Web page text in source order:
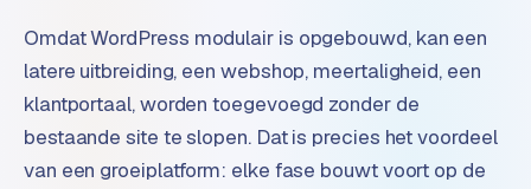
Omdat WordPress modulair is opgebouwd, kan een
latere uitbreiding, een webshop, meertaligheid, een
klantportaal, worden toegevoegd zonder de
bestaande site te slopen. Dat is precies het voordeel
van een groeiplatform: elke fase bouwt voort op de